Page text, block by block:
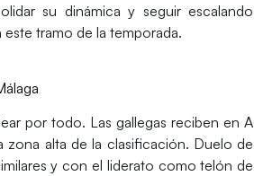
su dinámica y seguir escalando
tramo de la temporada.
por todo. Las gallegas reciben en A
zona alta de la clasificación. Duelo de
y con el liderato como telón de